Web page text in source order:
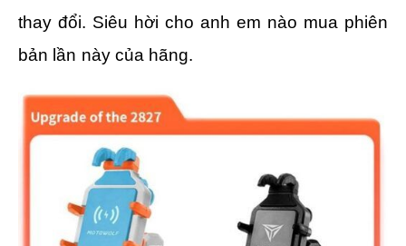
thay đổi. Siêu hời cho anh em nào mua phiên
bản lần này của hãng.